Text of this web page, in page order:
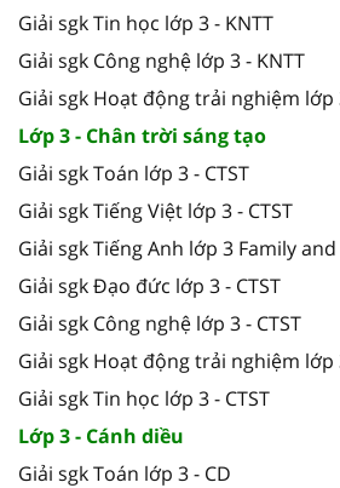
Giải sgk Tin học lớp 3 - KNTT
Giải sgk Công nghệ lớp 3 - KNTT
Giải sgk Hoạt động trải nghiệm lớp
Lớp 3 - Chân trời sáng tạo
Giải sgk Toán lớp 3 - CTST
Giải sgk Tiếng Việt lớp 3 - CTST
Giải sgk Tiếng Anh lớp 3 Family
Giải sgk Đạo đức lớp 3 - CTST
Giải sgk Công nghệ lớp 3 - CTST
Giải sgk Hoạt động trải nghiệm lớp
Giải sgk Tin học lớp 3 - CTST
Lớp 3 - Cánh diều
Giải sgk Toán lớp 3 - CD